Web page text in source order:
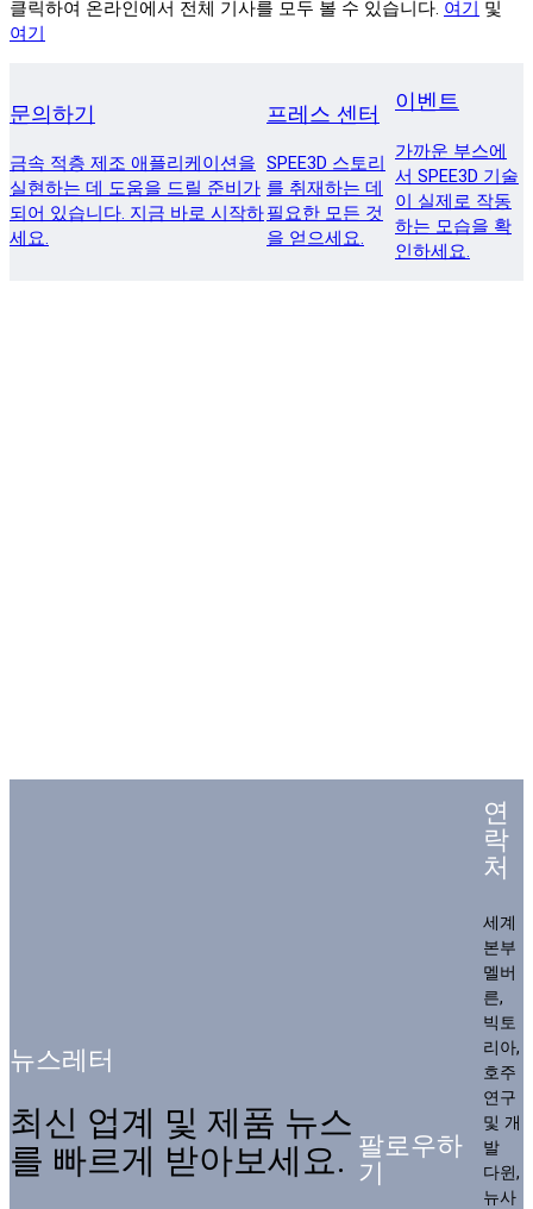
클릭하여 온라인에서 전체 기사를 모두 볼 수 있습니다. 여기
및
여기
문의하기
금속 적층 제조 애플리케이션을
실현하는 데 도움을 드릴 준비가
되어 있습니다. 지금 바로 시작하
세요.
프레스 센터
SPEE3D 스토리
를 취재하는 데
필요한 모든 것
을 얻으세요.
이벤트
가까운 부스에
서 SPEE3D 기술
이 실제로 작동
하는 모습을 확
인하세요.
뉴스레터
최신 업계 및 제품 뉴스
를 빠르게 받아보세요. 팔로우하
기
연
락
처
세계
본부
멜버
른,
빅토
리아,
호주
연구
및 개
발
다윈,
뉴사